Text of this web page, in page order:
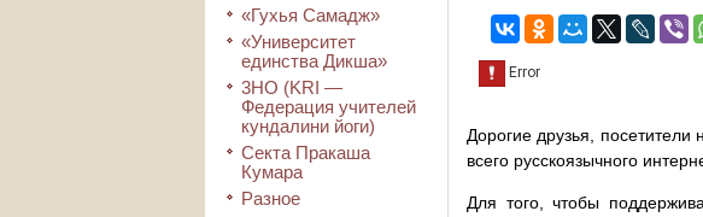
«Гухья Самадж»
«Университет
единства Дикша»
3HO (KRI ―
Федерация учителей
кундалини йоги)
Секта Пракаша
Кумара
Разное
Дорогие друзья, посетители
всего русскоязычного
Для того, чтобы